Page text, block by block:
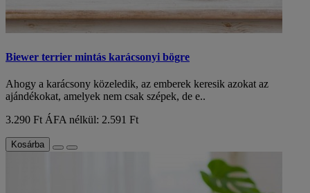
Biewer terrier mintás karácsonyi bögre
Ahogy a karácsony közeledik, az emberek keresik azokat az
ajándékokat, amelyek nem csak szépek, de e..
3.290 Ft ÁFA nélkül: 2.591 Ft
Kosárba